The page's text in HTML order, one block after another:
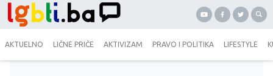
AKTUELNO LIČNE PRIČE AKTIVIZAM PRAVO I POLITIKA LIFESTYLE